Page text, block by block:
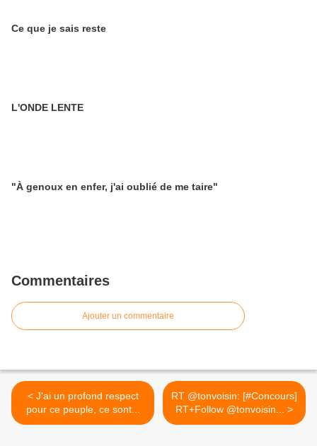
Ce que je sais reste
L'ONDE LENTE
"À genoux en enfer, j'ai oublié de me taire"
Commentaires
Ajouter un commentaire
< J'ai un profond respect
pour ce peuple, ce sont...
RT @tonvoisin: [#Concours]
RT+Follow @tonvoisin... >